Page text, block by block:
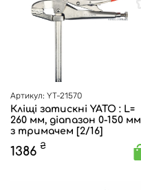
Артикул: YT-21570
Кліщі затискні YATO : L=
260 мм, діапазон 0-150 мм
з тримачем [2/16]
1386 ₴